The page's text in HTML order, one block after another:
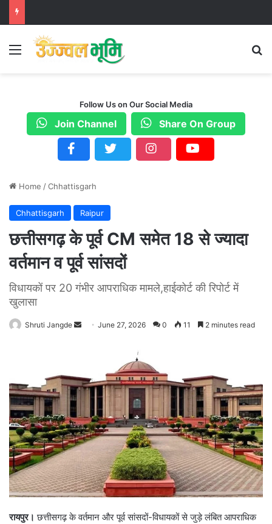
Menu
Follow Us on Our Social Media
Join Channel Share On Group
Home /Chhattisgarh
Chhattisgarh Raipur
छत्तीसगढ़ के पूर्व CM समेत 18 से ज्यादा
वर्तमान व पूर्व सांसदों
विधायकों पर 20 गंभीर आपराधिक मामले,हाईकोर्ट की रिपोर्ट में
खुलासा
Shruti Jangde
a
m
a
l
June 27, 2026 0 11 2 minutes read
रायपुर। छत्तीसगढ़ के वर्तमान और पूर्व सांसदों-विधायकों से जुड़े लंबित आपराधिक